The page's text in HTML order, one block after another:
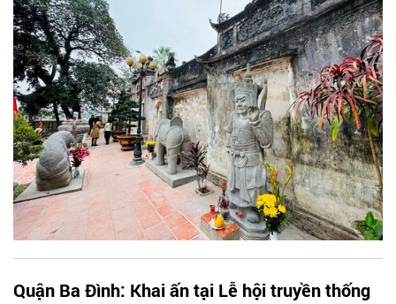
Quận Ba Đình: Khai ấn tại Lễ hội truyền thống